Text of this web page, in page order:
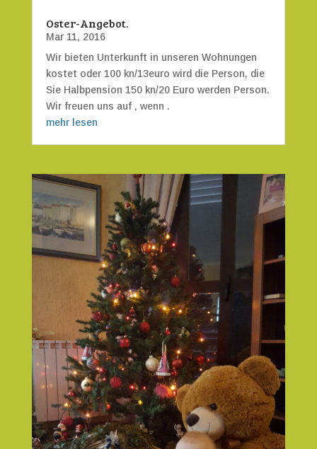
Oster-Angebot.
Mar 11, 2016
Wir bieten Unterkunft in unseren Wohnungen
kostet oder 100 kn/13euro wird die Person, die
Sie Halbpension 150 kn/20 Euro werden Person.
Wir freuen uns auf , wenn .
mehr lesen